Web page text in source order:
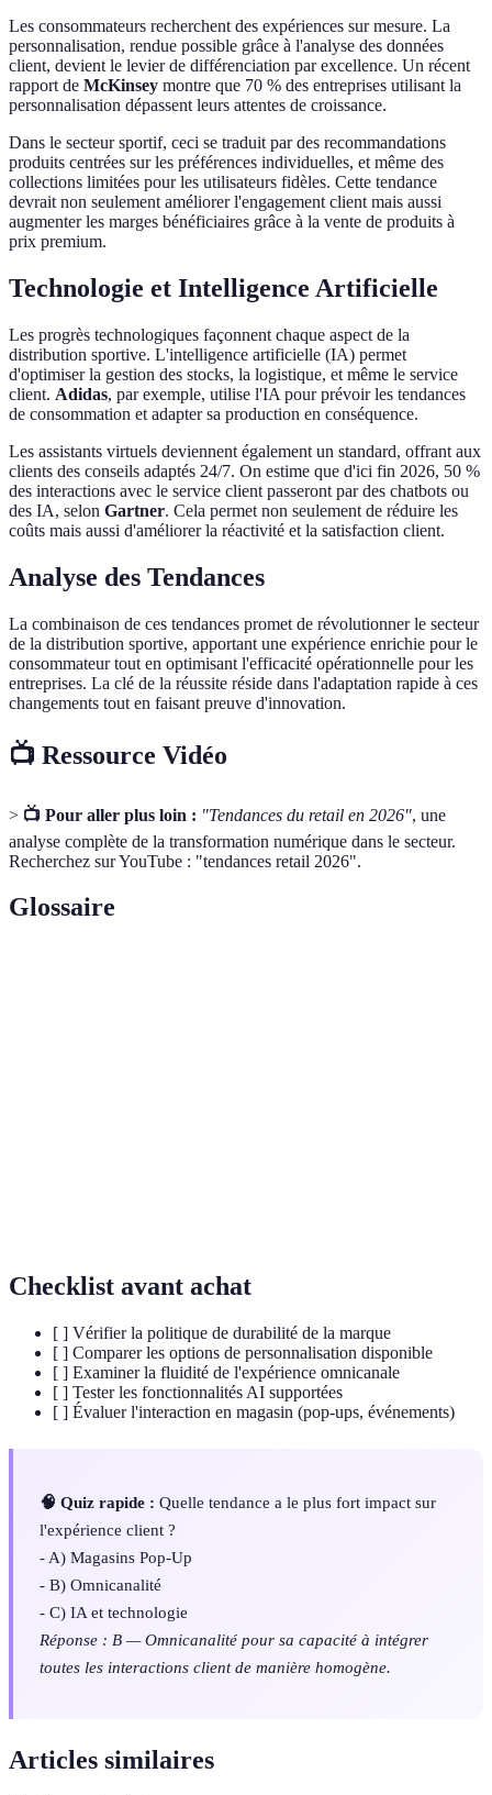
Les consommateurs recherchent des expériences sur mesure. La
personnalisation, rendue possible grâce à l'analyse des données
client, devient le levier de différenciation par excellence. Un récent
rapport de McKinsey montre que 70 % des entreprises utilisant la
personnalisation dépassent leurs attentes de croissance.
Dans le secteur sportif, ceci se traduit par des recommandations
produits centrées sur les préférences individuelles, et même des
collections limitées pour les utilisateurs fidèles. Cette tendance
devrait non seulement améliorer l'engagement client mais aussi
augmenter les marges bénéficiaires grâce à la vente de produits à
prix premium.
Technologie et Intelligence Artificielle
Les progrès technologiques façonnent chaque aspect de la
distribution sportive. L'intelligence artificielle (IA) permet
d'optimiser la gestion des stocks, la logistique, et même le service
client. Adidas, par exemple, utilise l'IA pour prévoir les tendances
de consommation et adapter sa production en conséquence.
Les assistants virtuels deviennent également un standard, offrant aux
clients des conseils adaptés 24/7. On estime que d'ici fin 2026, 50 %
des interactions avec le service client passeront par des chatbots ou
des IA, selon Gartner. Cela permet non seulement de réduire les
coûts mais aussi d'améliorer la réactivité et la satisfaction client.
Analyse des Tendances
La combinaison de ces tendances promet de révolutionner le secteur
de la distribution sportive, apportant une expérience enrichie pour le
consommateur tout en optimisant l'efficacité opérationnelle pour les
entreprises. La clé de la réussite réside dans l'adaptation rapide à ces
changements tout en faisant preuve d'innovation.
📺 Ressource Vidéo
> 📺 Pour aller plus loin : "Tendances du retail en 2026", une
analyse complète de la transformation numérique dans le secteur.
Recherchez sur YouTube : "tendances retail 2026".
Glossaire
Checklist avant achat
[ ] Vérifier la politique de durabilité de la marque
[ ] Comparer les options de personnalisation disponible
[ ] Examiner la fluidité de l'expérience omnicanale
[ ] Tester les fonctionnalités AI supportées
[ ] Évaluer l'interaction en magasin (pop-ups, événements)
🧠 Quiz rapide : Quelle tendance a le plus fort impact sur
l'expérience client ?
- A) Magasins Pop-Up
- B) Omnicanalité
- C) IA et technologie
Réponse : B — Omnicanalité pour sa capacité à intégrer
toutes les interactions client de manière homogène.
Articles similaires